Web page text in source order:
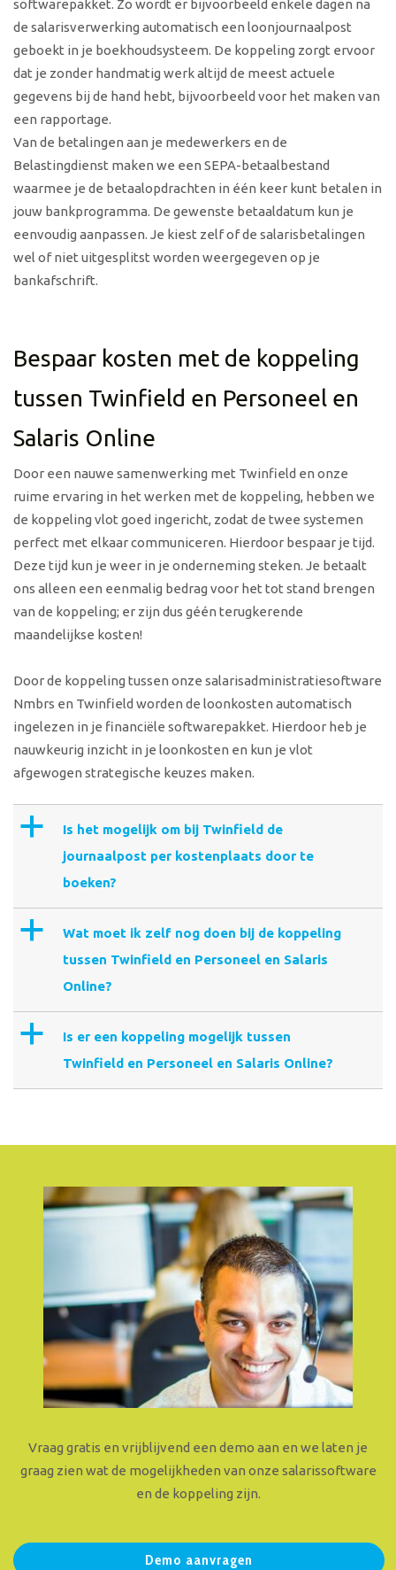
softwarepakket. Zo wordt er bijvoorbeeld enkele dagen na
de salarisverwerking automatisch een loonjournaalpost
geboekt in je boekhoudsysteem. De koppeling zorgt ervoor
dat je zonder handmatig werk altijd de meest actuele
gegevens bij de hand hebt, bijvoorbeeld voor het maken van
een rapportage.
Van de betalingen aan je medewerkers en de
Belastingdienst maken we een SEPA-betaalbestand
waarmee je de betaalopdrachten in één keer kunt betalen in
jouw bankprogramma. De gewenste betaaldatum kun je
eenvoudig aanpassen. Je kiest zelf of de salarisbetalingen
wel of niet uitgesplitst worden weergegeven op je
bankafschrift.
Bespaar kosten met de koppeling
tussen Twinfield en Personeel en
Salaris Online
Door een nauwe samenwerking met Twinfield en onze
ruime ervaring in het werken met de koppeling, hebben we
de koppeling vlot goed ingericht, zodat de twee systemen
perfect met elkaar communiceren. Hierdoor bespaar je tijd.
Deze tijd kun je weer in je onderneming steken. Je betaalt
ons alleen een eenmalig bedrag voor het tot stand brengen
van de koppeling; er zijn dus géén terugkerende
maandelijkse kosten!
Door de koppeling tussen onze salarisadministratiesoftware
Nmbrs en Twinfield worden de loonkosten automatisch
ingelezen in je financiële softwarepakket. Hierdoor heb je
nauwkeurig inzicht in je loonkosten en kun je vlot
afgewogen strategische keuzes maken.
a
Is het mogelijk om bij Twinfield de
journaalpost per kostenplaats door te
boeken?
a
Wat moet ik zelf nog doen bij de koppeling
tussen Twinfield en Personeel en Salaris
Online?
a
Is er een koppeling mogelijk tussen
Twinfield en Personeel en Salaris Online?
Vraag gratis en vrijblijvend een demo aan en we laten je
graag zien wat de mogelijkheden van onze salarissoftware
en de koppeling zijn.
Demo aanvragen